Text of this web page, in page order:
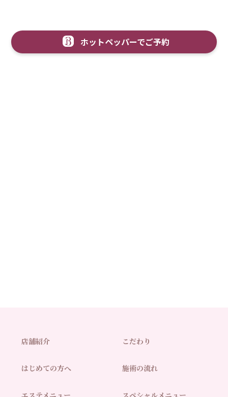
ホットペッパーでご予約
店舗紹介 こだわり
はじめての方へ 施術の流れ
エステメニュー スペシャルメニュー